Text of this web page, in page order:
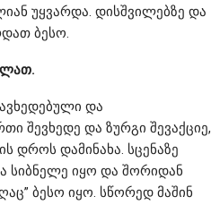
უყვარდა. დისშვილებზე და
ბესო.
და
შევხედე და ზურგი შევაქციე,
დროს დამინახა. სცენაზე
სიბნელე იყო და შორიდან
ბესო იყო. სწორედ მაშინ